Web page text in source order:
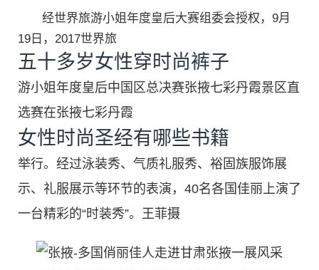
经世界旅游小姐年度皇后大赛组委会授权，9月
19日，2017世界旅
五十多岁女性穿时尚裤子
游小姐年度皇后中国区总决赛张掖七彩丹霞景区直
选赛在张掖七彩丹霞
女性时尚圣经有哪些书籍
举行。经过泳装秀、气质礼服秀、裕固族服饰展
示、礼服展示等环节的表演，40名各国佳丽上演了
一台精彩的“时装秀”。王菲摄